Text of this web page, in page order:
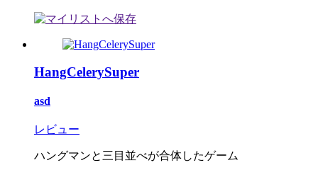
HangCelerySuper
asd
レビュー
ハングマンと三目並べが合体したゲーム